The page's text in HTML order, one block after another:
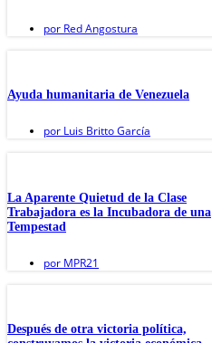
por Red Angostura
Ayuda humanitaria de Venezuela
por Luis Britto García
La Aparente Quietud de la Clase
Trabajadora es la Incubadora de una
Tempestad
por MPR21
Después de otra victoria política,